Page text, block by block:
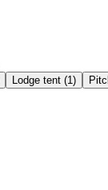
Lodge tent (1)